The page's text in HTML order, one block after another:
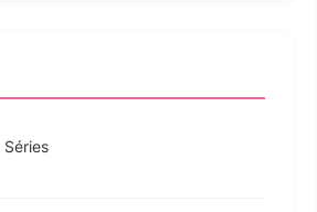
Séries